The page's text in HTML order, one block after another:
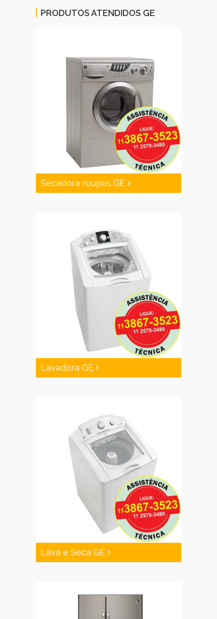
PRODUTOS ATENDIDOS GE
Secadora roupas GE
Lavadora GE
Lava e Seca GE